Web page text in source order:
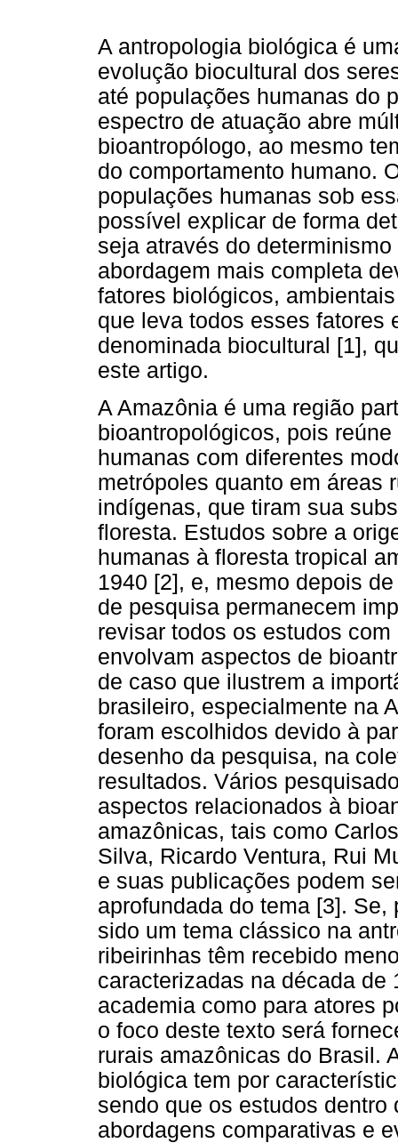
A antropologia biológica é
evolução biocultural dos
até populações humanas do
espectro de atuação abre
bioantropólogo, ao mesmo
do comportamento humano.
populações humanas sob
possível explicar de forma
seja através do
abordagem mais completa
fatores biológicos,
que leva todos esses fatores
denominada biocultural [1],
este artigo.
A Amazônia é uma região
bioantropológicos, pois
humanas com diferentes
metrópoles quanto em áreas
indígenas, que tiram sua
floresta. Estudos sobre a
humanas à floresta tropical
1940 [2], e, mesmo depois
de pesquisa permanecem
revisar todos os estudos
envolvam aspectos de
de caso que ilustrem a
brasileiro, especialmente na
foram escolhidos devido à
desenho da pesquisa, na
resultados. Vários
aspectos relacionados à
amazônicas, tais como
Silva, Ricardo Ventura, Rui
e suas publicações podem
aprofundada do tema [3].
sido um tema clássico na
ribeirinhas têm recebido
caracterizadas na década
academia como para atores
o foco deste texto será
rurais amazônicas do Brasil.
biológica tem por
sendo que os estudos
abordagens comparativas e